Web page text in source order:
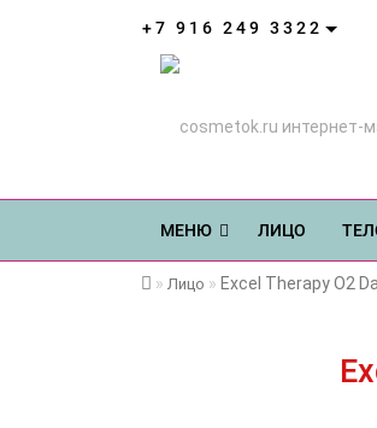
+7 916 249 3322
МЕНЮ ЛИЦО
Лицо Excel Therapy O2